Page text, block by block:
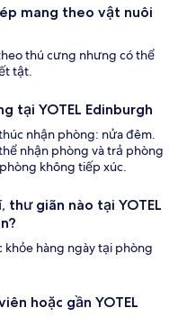
mang theo vật nuôi
thú cưng nhưng có thể
tật.
tại YOTEL Edinburgh
nhận phòng: nửa đêm.
nhận phòng và trả phòng
không tiếp xúc.
giãn nào tại YOTEL
khỏe hàng ngày tại phòng
hoặc gần YOTEL